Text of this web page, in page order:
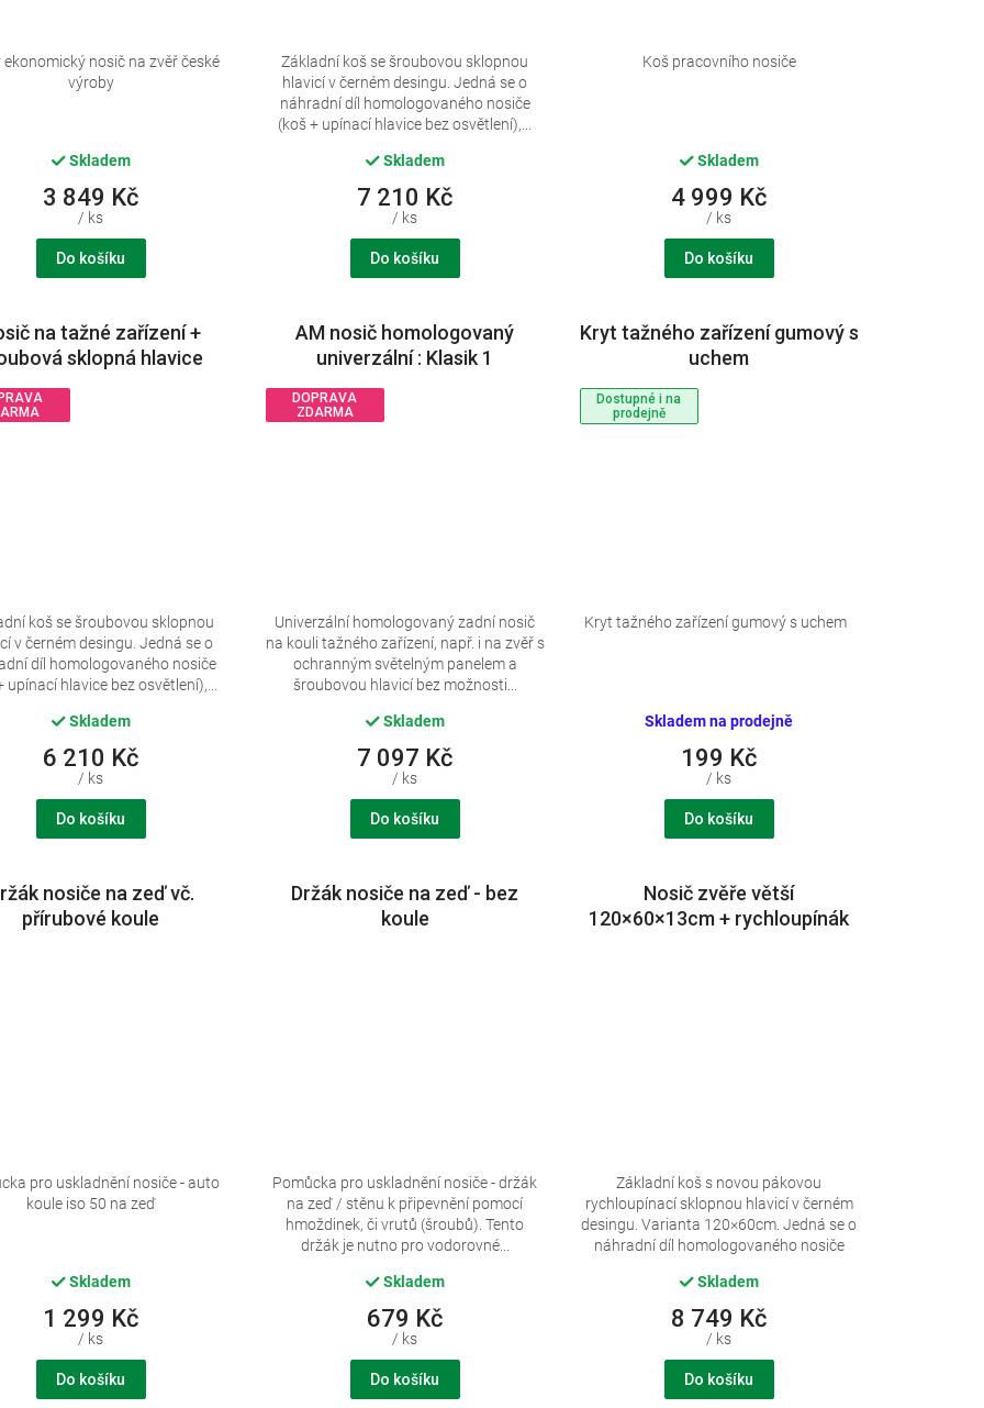
Skladem
3 849 Kč
/ ks
Do košíku
ekonomický nosič na zvěř české
výroby
Skladem
7 210 Kč
/ ks
Do košíku
Základní koš se šroubovou sklopnou
hlavicí v černém desingu. Jedná se o
náhradní díl homologovaného nosiče
(koš + upínací hlavice bez osvětlení),...
Skladem
4 999 Kč
/ ks
Do košíku
Koš pracovního nosiče
na tažné zařízení +
sklopná hlavice
Skladem
6 210 Kč
/ ks
Do košíku
koš se šroubovou sklopnou
v černém desingu. Jedná se o
díl homologovaného nosiče
upínací hlavice bez osvětlení),...
DOPRAVA
ZDARMA
AM nosič homologovaný
univerzální : Klasik 1
Skladem
7 097 Kč
/ ks
Do košíku
Univerzální homologovaný zadní nosič
na kouli tažného zařízení, např. i na zvěř s
ochranným světelným panelem a
šroubovou hlavicí bez možnosti...
Dostupné i na
prodejně
Kryt tažného zařízení gumový s
uchem
Skladem na prodejně
199 Kč
/ ks
Do košíku
Kryt tažného zařízení gumový s uchem
nosiče na zeď vč.
přírubové koule
Skladem
1 299 Kč
/ ks
Do košíku
pro uskladnění nosiče - auto
koule iso 50 na zeď
Držák nosiče na zeď - bez
koule
Skladem
679 Kč
/ ks
Do košíku
Pomůcka pro uskladnění nosiče - držák
na zeď / stěnu k připevnění pomocí
hmoždinek, či vrutů (šroubů). Tento
držák je nutno pro vodorovné...
Nosič zvěře větší
120×60×13cm + rychloupínák
Skladem
8 749 Kč
/ ks
Do košíku
Základní koš s novou pákovou
rychloupínací sklopnou hlavicí v černém
desingu. Varianta 120×60cm. Jedná se o
náhradní díl homologovaného nosiče